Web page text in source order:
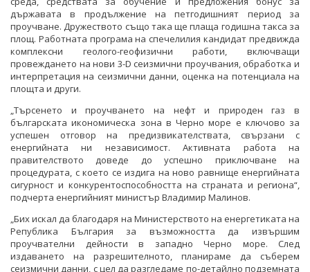
държавата в продължение на петгодишният период за
проучване. Дружеството също така ще плаща годишна такса за
площ. Работната програма на спечелилия кандидат предвижда
комплексни геолого-геофизични работи, включващи
провеждането на нови 3-D сеизмични проучвания, обработка и
интерпретация на сеизмични данни, оценка на потенциала на
площта и други.
„Търсенето и проучването на нефт и природен газ в
българската икономическа зона в Черно море е ключово за
успешен отговор на предизвикателствата, свързани с
енергийната ни независимост. Активната работа на
правителството доведе до успешно приключване на
процедурата, с което се издига на ново равнище енергийната
сигурност и конкурентоспособността на страната и региона“,
подчерта енергийният министър Владимир Малинов.
„Бих искал да благодаря на Министерството на енергетиката на
Република България за възможността да извършим
проучвателни дейности в западно Черно море. След
издаването на разрешителното, планираме да съберем
сеизмични данни, с цел да разгледаме по-детайлно подземната